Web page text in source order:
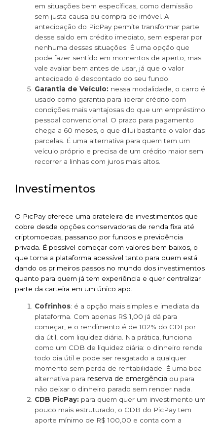
em situações bem específicas, como demissão
sem justa causa ou compra de imóvel. A
antecipação do PicPay permite transformar parte
desse saldo em crédito imediato, sem esperar por
nenhuma dessas situações. É uma opção que
pode fazer sentido em momentos de aperto, mas
vale avaliar bem antes de usar, já que o valor
antecipado é descontado do seu fundo.
Garantia de Veículo: nessa modalidade, o carro é
usado como garantia para liberar crédito com
condições mais vantajosas do que um empréstimo
pessoal convencional. O prazo para pagamento
chega a 60 meses, o que dilui bastante o valor das
parcelas. É uma alternativa para quem tem um
veículo próprio e precisa de um crédito maior sem
recorrer a linhas com juros mais altos.
Investimentos
O PicPay oferece uma prateleira de investimentos que
cobre desde opções conservadoras de renda fixa até
criptomoedas, passando por fundos e previdência
privada. É possível começar com valores bem baixos, o
que torna a plataforma acessível tanto para quem está
dando os primeiros passos no mundo dos investimentos
quanto para quem já tem experiência e quer centralizar
parte da carteira em um único app.
Cofrinhos: é a opção mais simples e imediata da
plataforma. Com apenas R$ 1,00 já dá para
começar, e o rendimento é de 102% do CDI por
dia útil, com liquidez diária. Na prática, funciona
como um CDB de liquidez diária: o dinheiro rende
todo dia útil e pode ser resgatado a qualquer
momento sem perda de rentabilidade. É uma boa
alternativa para reserva de emergência ou para
não deixar o dinheiro parado sem render nada.
CDB PicPay: para quem quer um investimento um
pouco mais estruturado, o CDB do PicPay tem
aporte mínimo de R$ 100,00 e conta com a